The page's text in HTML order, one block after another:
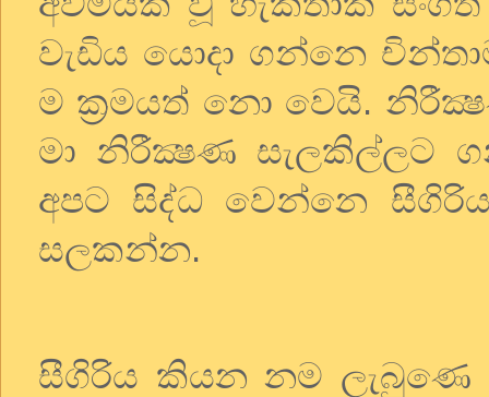
වැඩිය යොදා ගන්නෙ
ම ක්‍රමයත් නො වෙයි.
මා නිරීක්‍ෂණ සැලකිල්ලට
අපට සිද්ධ වෙන්නෙ
සලකන්න.
සීගිරිය කියන නම ලැබුණෙ